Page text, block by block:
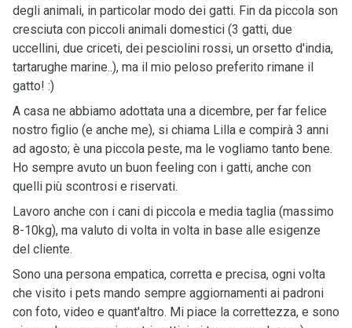
degli animali, in particolar modo dei gatti. Fin da piccola son
cresciuta con piccoli animali domestici (3 gatti, due
uccellini, due criceti, dei pesciolini rossi, un orsetto d'india,
tartarughe marine..), ma il mio peloso preferito rimane il
gatto! :)
A casa ne abbiamo adottata una a dicembre, per far felice
nostro figlio (e anche me), si chiama Lilla e compirà 3 anni
ad agosto; è una piccola peste, ma le vogliamo tanto bene.
Ho sempre avuto un buon feeling con i gatti, anche con
quelli più scontrosi e riservati.
Lavoro anche con i cani di piccola e media taglia (massimo
8-10kg), ma valuto di volta in volta in base alle esigenze
del cliente.
Sono una persona empatica, corretta e precisa, ogni volta
che visito i pets mando sempre aggiornamenti ai padroni
con foto, video e quant'altro. Mi piace la correttezza, e sono